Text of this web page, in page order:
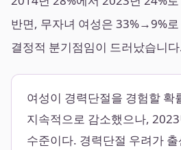
반면, 무자녀 여성은 33%→9%
결정적 분기점임이 드러났습니
여성이 경력단절을 경험할 확
지속적으로 감소했으나,
수준이다. 경력단절 우려가 출